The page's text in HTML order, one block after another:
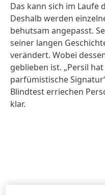
Das kann sich im Laufe
Deshalb werden
behutsam angepasst.
seiner langen
verändert. Wobei
geblieben ist. „Persil
parfümistische
Blindtest erriechen
klar.